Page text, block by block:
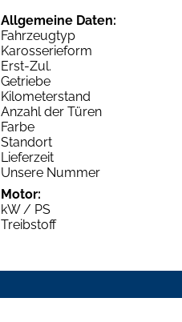
Allgemeine Daten:
Fahrzeugtyp
Karosserieform
Erst-Zul.
Getriebe
Kilometerstand
Anzahl der Türen
Farbe
Standort
Lieferzeit
Unsere Nummer
Motor:
kW / PS
Treibstoff